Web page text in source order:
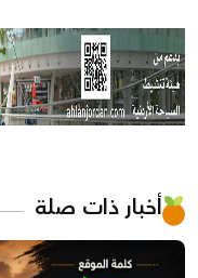
أخبار ذات صلة